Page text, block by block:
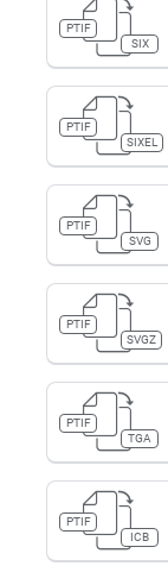
PTIF
SIX
PTIF
SIXEL
PTIF
SVG
PTIF
SVGZ
PTIF
TGA
PTIF
ICB